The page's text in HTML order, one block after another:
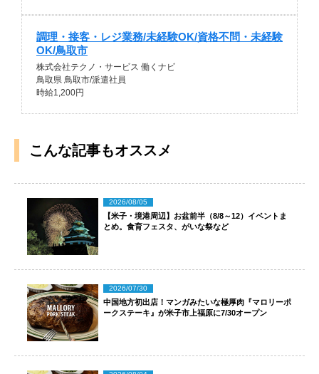
調理・接客・レジ業務/未経験OK/資格不問・未経験
OK/鳥取市
株式会社テクノ・サービス 働くナビ
鳥取県 鳥取市/派遣社員
時給1,200円
こんな記事もオススメ
2026/08/05
【米子・境港周辺】お盆前半（8/8～12）イベントま
とめ。食育フェスタ、がいな祭など
2026/07/30
中国地方初出店！マンガみたいな極厚肉『マロリーポ
ークステーキ』が米子市上福原に7/30オープン